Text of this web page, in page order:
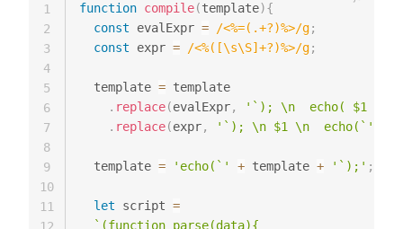
function compile(template){
const evalExpr = /<%=(.+?)%>/g;
const expr = /<%([\s\S]+?)%>/g;
  template
= template
. replace(evalExpr,
'`); \n  echo( $1 );
. replace(expr, '`); \n $1 \n  echo(`'
  template
= 'echo(`' + template + '`);' ;
let script =
` (function parse(data){
1
2
3
4
5
6
7
8
9
10
11